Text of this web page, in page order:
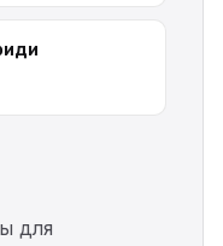
для